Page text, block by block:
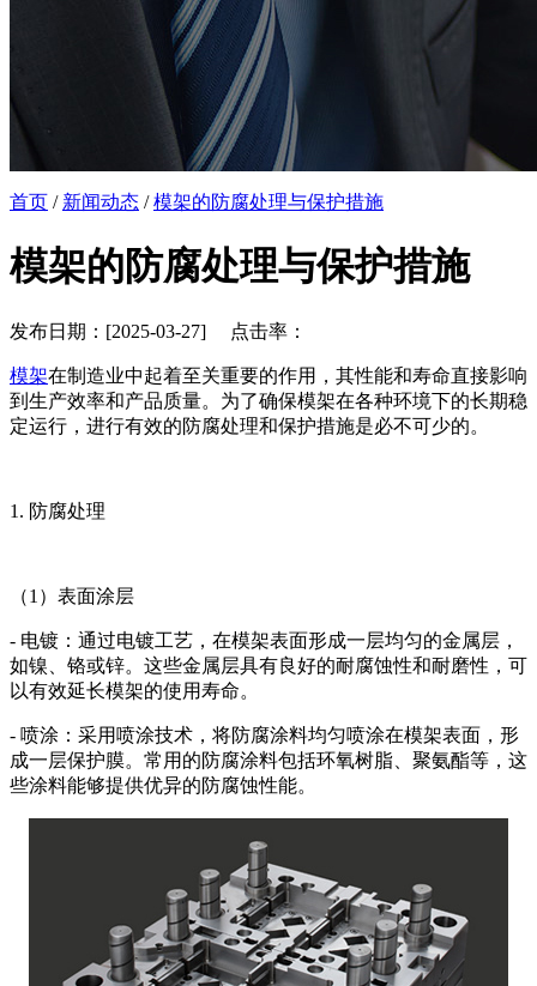
首页 / 新闻动态 /模架的防腐处理与保护措施
模架的防腐处理与保护措施
发布日期：[2025-03-27] 点击率：
模架在制造业中起着至关重要的作用，其性能和寿命直接影响
到生产效率和产品质量。为了确保模架在各种环境下的长期稳
定运行，进行有效的防腐处理和保护措施是必不可少的。
1. 防腐处理
（1）表面涂层
- 电镀：通过电镀工艺，在模架表面形成一层均匀的金属层，
如镍、铬或锌。这些金属层具有良好的耐腐蚀性和耐磨性，可
以有效延长模架的使用寿命。
- 喷涂：采用喷涂技术，将防腐涂料均匀喷涂在模架表面，形
成一层保护膜。常用的防腐涂料包括环氧树脂、聚氨酯等，这
些涂料能够提供优异的防腐蚀性能。